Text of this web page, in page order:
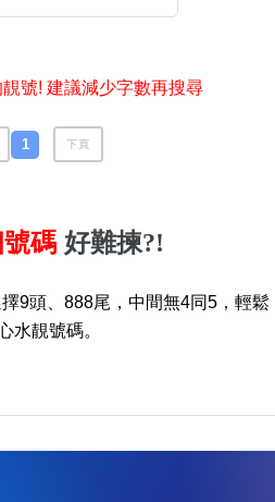
風水號分類
生天延/貴財成
易經六四卦象
搜尋
號! 建議減少字數再搜尋
1 下頁
碼 好難揀?!
9頭、888尾，中間無4同5，輕鬆
水靚號碼。